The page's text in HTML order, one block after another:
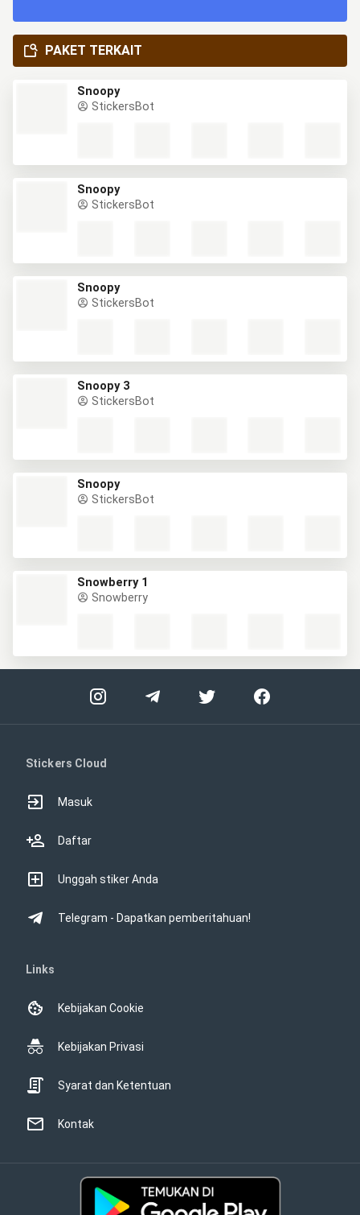
PAKET TERKAIT
Snoopy
StickersBot
Snoopy
StickersBot
Snoopy
StickersBot
Snoopy 3
StickersBot
Snoopy
StickersBot
Snowberry 1
Snowberry
Stickers Cloud
Masuk
Daftar
Unggah stiker Anda
Telegram - Dapatkan pemberitahuan!
Links
Kebijakan Cookie
Kebijakan Privasi
Syarat dan Ketentuan
Kontak